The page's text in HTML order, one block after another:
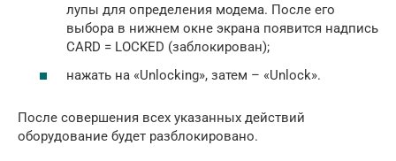
лупы для определения модема. После его
выбора в нижнем окне экрана появится надпись
CARD = LOCKED (заблокирован);
нажать на «Unlocking», затем – «Unlock».
После совершения всех указанных действий
оборудование будет разблокировано.